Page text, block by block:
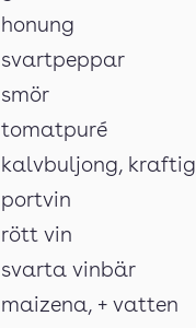
honung
svartpeppar
smör
tomatpuré
kalvbuljong, kraftig
portvin
rött vin
svarta vinbär
maizena, + vatten